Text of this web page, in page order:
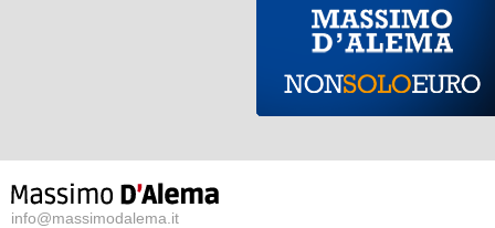
info@massimodalema.it